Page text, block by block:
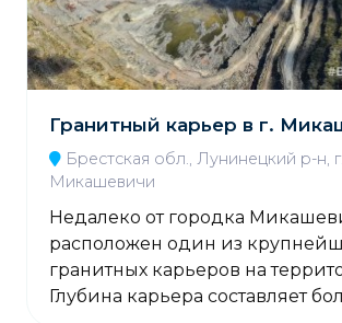
Гранитный карьер в г.
Брестская обл., Лунинецкий р-н,
Микашевичи
Недалеко от городка
расположен один из
гранитных карьеров на
Глубина карьера составляет